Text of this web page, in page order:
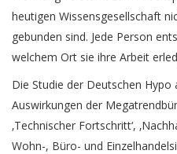
heutigen Wissensgesellschaft
gebunden sind. Jede Person
welchem Ort sie ihre Arbeit
Die Studie der Deutschen Hypo
Auswirkungen der
‚Technischer Fortschritt‘,
Wohn-, Büro- und